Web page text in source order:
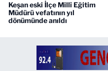
Keşan eski İlçe Millî Eğitim
Müdürü vefatının yıl
dönümünde anıldı